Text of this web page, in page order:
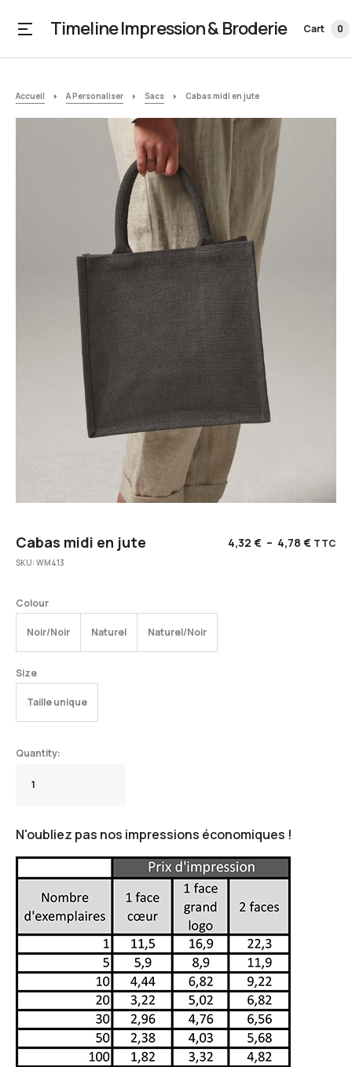
Timeline Impression & Broderie Cart 0
Accueil A Personaliser Sacs Cabas midi en jute
Cabas midi en jute 4,32 € – 4,78 € TTC
SKU:WM413
Colour
Noir/Noir Naturel Naturel/Noir
Size
Taille unique
N'oubliez pas nos impressions économiques !